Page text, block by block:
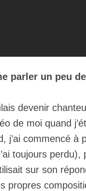
parler un peu
devenir
de moi quand
j’ai commencé à
toujours perdu),
sur son
propres